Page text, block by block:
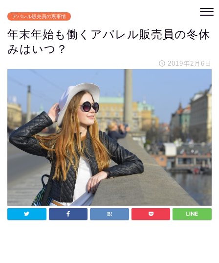
アパレル販売員の裏事情
年末年始も働くアパレル販売員の冬休
みはいつ？
2019年2月6日